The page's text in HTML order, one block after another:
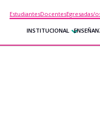
EstudiantesDocentesEgresadas/
INSTITUCIONAL